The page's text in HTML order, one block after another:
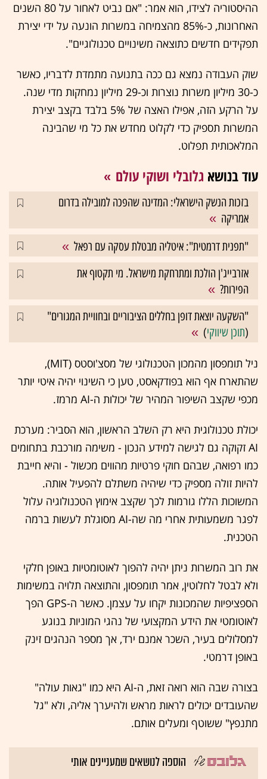
ההיסטוריה לצידו, הוא אמר: "אם נביט לאחור על 80 השנים
האחרונות, כ-85% מהצמיחה במשרות הונעה על ידי יצירת
תפקידים חדשים כתוצאה משינויים טכנולוגיים".
שוק העבודה נמצא גם ככה בתנועה מתמדת לדבריו, כאשר
כ-30 מיליון משרות נוצרות וכ-29 מיליון נמחקות מדי שנה.
על הרקע הזה, אפילו האצה של 5% בלבד בקצב יצירת
המשרות תספיק כדי לקלוט מחדש את כל מי שהבינה
המלאכותית תפלוט.
עוד בנושא גלובלי ושוקי עולם
בזכות הנשק הישראלי: המדינה שהפכה למובילה בדרום
אמריקה
"תפנית דרמטית": איטליה מבטלת עסקה עם רפאל
אזרבייג'ן הולכת ומתרחקת מישראל. מי תקטוף את
הפירות?
"השקעה יוצאת דופן בחללים הציבוריים ובחוויית המגורים"
(תוכן שיווקי)
ניל תומפסון מהמכון הטכנולוגי של מסצ'וסטס (MIT),
שהתארח אף הוא בפודקאסט, טען כי השינוי יהיה איטי יותר
מכפי שקצב השיפור המהיר של יכולות ה-AI מרמז.
יכולת טכנולוגית היא רק השלב הראשון, הוא הסביר: מערכת
AI זקוקה גם לגישה למידע הנכון - משימה מורכבת בתחומים
כמו רפואה, שבהם חוקי פרטיות מהווים מכשול - והיא חייבת
להיות זולה מספיק כדי שיהיה משתלם להפעיל אותה.
המשוכות הללו גורמות לכך שקצב אימוץ הטכנולוגיה עלול
לפגר משמעותית אחרי מה שה-AI מסוגלת לעשות ברמה
הטכנית.
את רוב המשרות ניתן יהיה להפוך לאוטומטיות באופן חלקי
ולא לבטל לחלוטין, אמר תומפסון, והתוצאה תלויה במשימות
הספציפיות שהמכונות יקחו על עצמן. כאשר ה-GPS הפך
לאוטומטי את הידע המקצועי של נהגי המוניות בנוגע
למסלולים בעיר, השכר אמנם ירד, אך מספר הנהגים זינק
באופן דרמטי.
בצורה שבה הוא רואה זאת, ה-AI היא כמו "גאות עולה"
שהעובדים יכולים לראות מראש ולהיערך אליה, ולא "גל
מתנפץ" ששוטף ומעלים אותם.
הוספה לנושאים שמעניינים אותי